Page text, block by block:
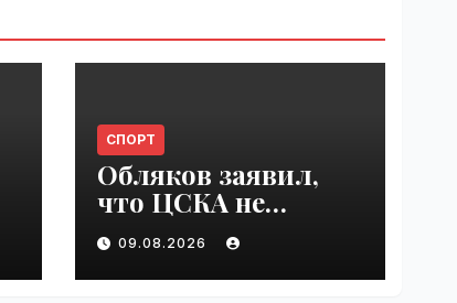
СПОРТ
Обляков заявил,
что ЦСКА не
хватает Акинфеева
| VseTime.ru
09.08.2026